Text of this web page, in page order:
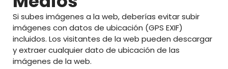
Si subes imágenes a la web, deberías evitar subir
imágenes con datos de ubicación (GPS EXIF)
incluidos. Los visitantes de la web pueden descargar
y extraer cualquier dato de ubicación de las
imágenes de la web.